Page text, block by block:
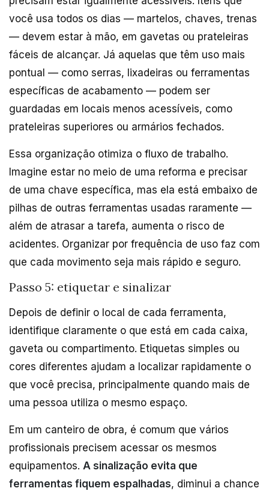
você usa todos os dias — martelos, chaves, trenas
— devem estar à mão, em gavetas ou prateleiras
fáceis de alcançar. Já aquelas que têm uso mais
pontual — como serras, lixadeiras ou ferramentas
específicas de acabamento — podem ser
guardadas em locais menos acessíveis, como
prateleiras superiores ou armários fechados.
Essa organização otimiza o fluxo de trabalho.
Imagine estar no meio de uma reforma e precisar
de uma chave específica, mas ela está embaixo de
pilhas de outras ferramentas usadas raramente —
além de atrasar a tarefa, aumenta o risco de
acidentes. Organizar por frequência de uso faz com
que cada movimento seja mais rápido e seguro.
Passo 5: etiquetar e sinalizar
Depois de definir o local de cada ferramenta,
identifique claramente o que está em cada caixa,
gaveta ou compartimento. Etiquetas simples ou
cores diferentes ajudam a localizar rapidamente o
que você precisa, principalmente quando mais de
uma pessoa utiliza o mesmo espaço.
Em um canteiro de obra, é comum que vários
profissionais precisem acessar os mesmos
equipamentos. A sinalização evita que
ferramentas fiquem espalhadas, diminui a chance